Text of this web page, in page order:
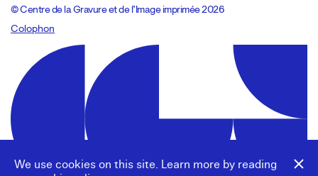
We use cookies on this site. Learn more by reading
© Centre de la Gravure et de l’Image imprimée 2026
Colophon
Design:Marcel Kaczmarek